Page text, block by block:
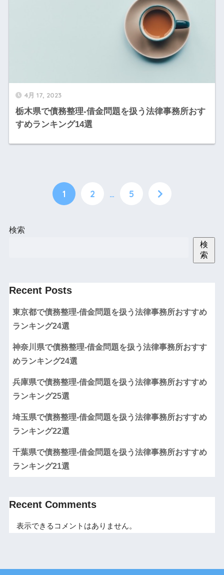
4月 17, 2023
栃木県で債務整理-借金問題を扱う法律事務所おす
すめランキング14選
1 2 … 5
検索
検
索
Recent Posts
東京都で債務整理-借金問題を扱う法律事務所おすすめ
ランキング24選
神奈川県で債務整理-借金問題を扱う法律事務所おすす
めランキング24選
兵庫県で債務整理-借金問題を扱う法律事務所おすすめ
ランキング25選
埼玉県で債務整理-借金問題を扱う法律事務所おすすめ
ランキング22選
千葉県で債務整理-借金問題を扱う法律事務所おすすめ
ランキング21選
Recent Comments
表示できるコメントはありません。